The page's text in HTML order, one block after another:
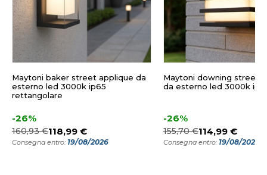
Maytoni baker street applique da
esterno led 3000k ip65
rettangolare
-26%
160,93 €118,99 €
Consegna entro: 19/08/2026
Maytoni downing street
da esterno led 3000k
-26%
155,70 €114,99 €
Consegna entro: 19/08/2026